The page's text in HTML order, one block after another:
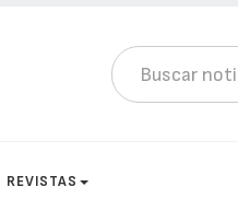
REVISTAS